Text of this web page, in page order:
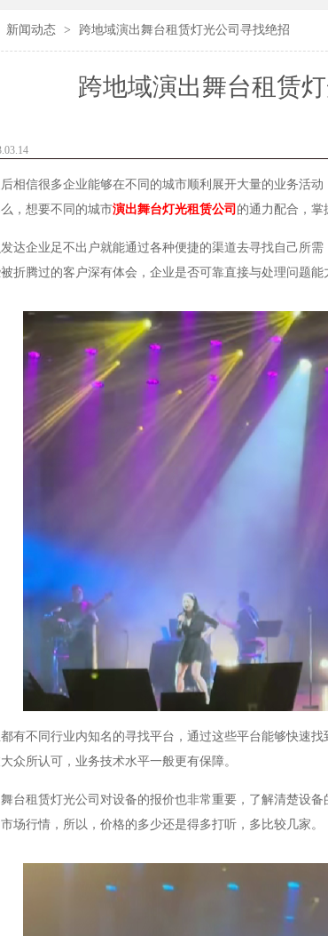
新闻动态 > 跨地域演出舞台租赁灯光公司寻找绝招
跨地域演出舞台租赁
相信很多企业能够在不同的城市顺利展开大量的业务活
，想要不同的城市演出舞台灯光租赁公司 的通力配合，掌
达企业足不出户就能通过各种便捷的渠道去寻找自己所
折腾过的客户深有体会，企业是否可靠直接与处理问题
有不同行业内知名的寻找平台，通过这些平台能够快速
众所认可，业务技术水平一般更有保障。
台租赁灯光公司对设备的报价也非常重要，了解清楚设
场行情，所以，价格的多少还是得多打听，多比较几家。